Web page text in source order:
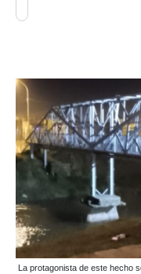
La protagonista de este hecho